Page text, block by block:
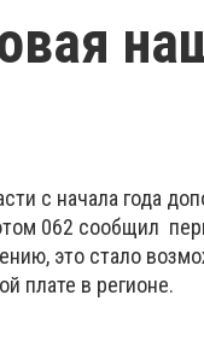
с начала года
062 сообщил
это стало
плате в регионе.